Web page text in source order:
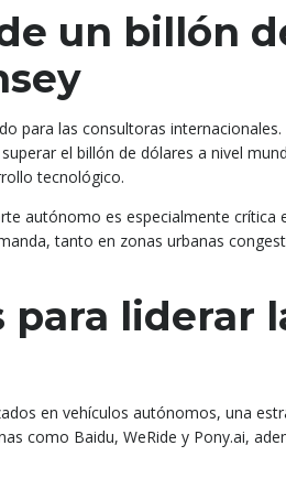
un billón
para las consultoras
el billón de dólares a nivel
tecnológico.
autónomo es especialmente crítica
tanto en zonas urbanas
para liderar
en vehículos autónomos, una
como Baidu, WeRide y Pony.ai,